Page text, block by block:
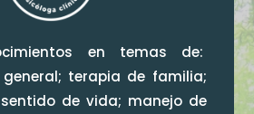
en temas de:
terapia de familia;
de vida; manejo de